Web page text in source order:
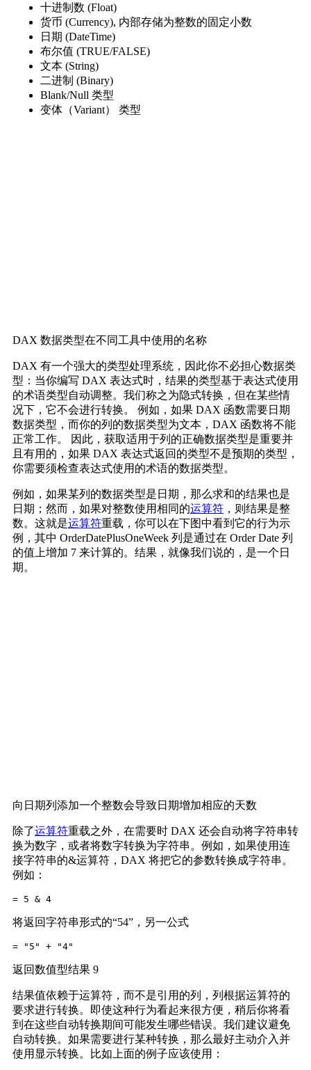
十进制数 (Float)
货币 (Currency), 内部存储为整数的固定小数
日期 (DateTime)
布尔值 (TRUE/FALSE)
文本 (String)
二进制 (Binary)
Blank/Null 类型
变体（Variant） 类型
DAX 数据类型在不同工具中使用的名称
DAX 有一个强大的类型处理系统，因此你不必担心数据类
型：当你编写 DAX 表达式时，结果的类型基于表达式使用
的术语类型自动调整。我们称之为隐式转换， 但在某些情
况下，它不会进行转换。
例如，如果 DAX 函数需要日期
数据类型，而你的列的数据类型为文本，DAX 函数将不能
正常工作。
因此，获取适用于列的正确数据类型是重要并
且有用的， 如果 DAX 表达式返回的类型不是预期的类型，
你需要须检查表达式使用的术语的数据类型。
例如，如果某列的数据类型是日期，那么求和的结果也是
日期；然而，如果对整数使用相同的运算符 ，则结果是整
数。这就是运算符重载，你可以在下图中看到它的行为示
例，其中 OrderDatePlusOneWeek 列是通过在 Order Date 列
的值上增加 7 来计算的。结果，就像我们说的，是一个日
期。
向日期列添加一个整数会导致日期增加相应的天数
除了运算符重载之外，在需要时 DAX 还会自动将字符串转
换为数字，或者将数字转换为字符串。例如，如果使用连
接字符串的&运算符，DAX 将把它的参数转换成字符串。
例如：
= 5 & 4
将返回字符串形式的“54”，另一公式
= "5" + "4"
返回数值型结果 9
结果值依赖于运算符，而不是引用的列，列根据运算符的
要求进行转换。即使这种行为看起来很方便，稍后你将看
到在这些自动转换期间可能发生哪些错误。我们建议避免
自动转换。如果需要进行某种转换，那么最好主动介入并
使用显示转换。比如上面的例子应该使用：